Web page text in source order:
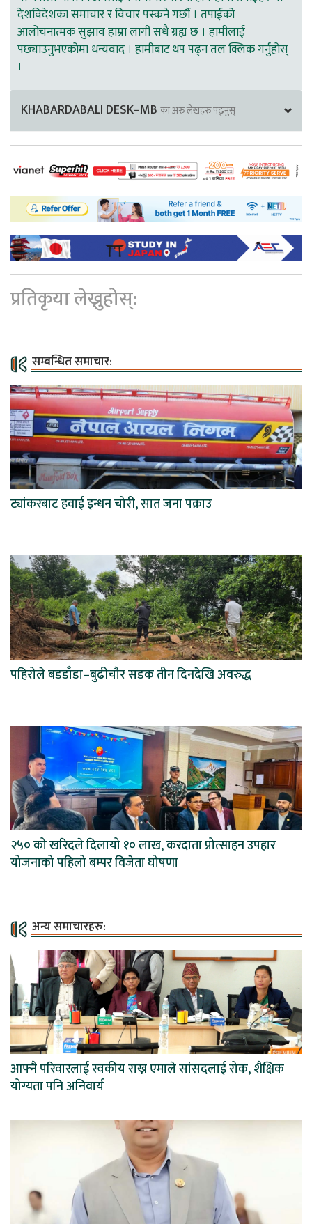
देशविदेशका समाचार र विचार पस्कने गर्छौ । तपाईको
आलोचनात्मक सुझाव हाम्रा लागी सधै ग्रह्य छ । हामीलाई
पछ्याउनुभएकोमा धन्यवाद । हामीबाट थप पढ्न तल क्लिक गर्नुहोस्
।
KHABARDABALI DESK–MB का अरु लेखहरु पढ्नुस्
प्रतिकृया लेख्नुहोस्:
सम्बन्धित समाचार:
ट्यांकरबाट हवाई इन्धन चोरी, सात जना पक्राउ
पहिरोले बडडाँडा–बुढीचौर सडक तीन दिनदेखि अवरुद्ध
२५० को खरिदले दिलायो १० लाख, करदाता प्रोत्साहन उपहार
योजनाको पहिलो बम्पर विजेता घोषणा
अन्य समाचारहरु:
आफ्नै परिवारलाई स्वकीय राख्न एमाले सांसदलाई रोक, शैक्षिक
योग्यता पनि अनिवार्य